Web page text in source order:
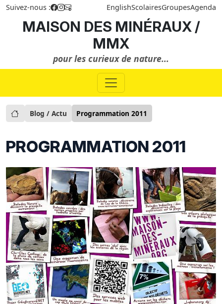
Suivez-nous : EnglishScolairesGroupesAgenda
MAISON DES MINÉRAUX /
MMX
pour les curieux de nature...
Blog / Actu Programmation 2011
PROGRAMMATION 2011